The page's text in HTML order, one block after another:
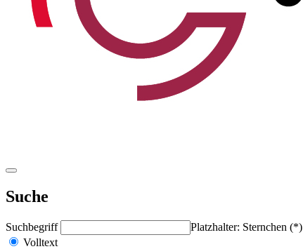
Suche
Suchbegriff
Platzhalter: Sternchen (*)
Volltext